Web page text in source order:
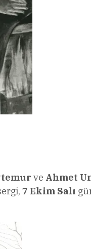
ve Ahmet
7 Ekim Salı